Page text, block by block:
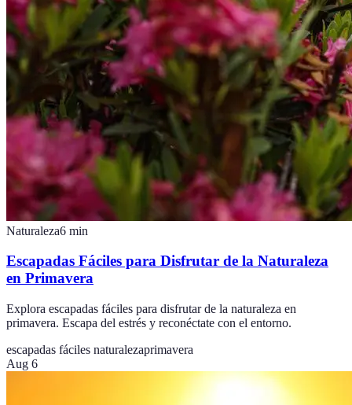
Naturaleza6 min
Escapadas Fáciles para Disfrutar de la Naturaleza
en Primavera
Explora escapadas fáciles para disfrutar de la naturaleza en
primavera. Escapa del estrés y reconéctate con el entorno.
escapadas fáciles naturalezaprimavera
Aug 6